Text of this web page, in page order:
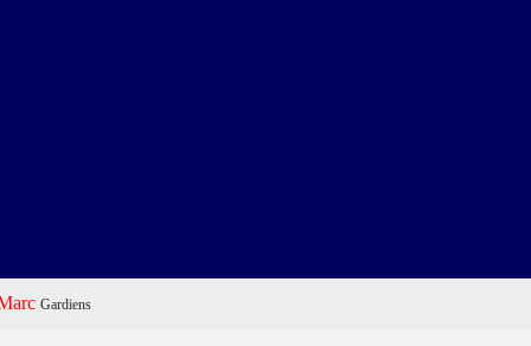
Gardiens